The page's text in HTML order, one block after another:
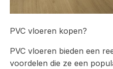
PVC vloeren kopen?
PVC vloeren bieden een
voordelen die ze een